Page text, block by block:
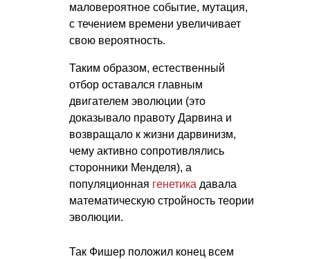
маловероятное событие, мутация,
с течением времени увеличивает
свою вероятность.
Таким образом, естественный
отбор оставался главным
двигателем эволюции (это
доказывало правоту Дарвина и
возвращало к жизни дарвинизм,
чему активно сопротивлялись
сторонники Менделя), а
популяционная генетика давала
математическую стройность теории
эволюции.
Так Фишер положил конец всем